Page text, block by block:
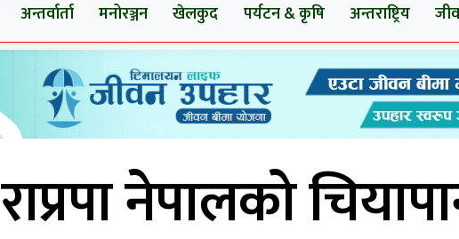
अन्तर्वार्ता मनोरञ्जन खेलकुद पर्यटन & कृषि अन्तराष्ट्रिय
राप्रपा नेपालको